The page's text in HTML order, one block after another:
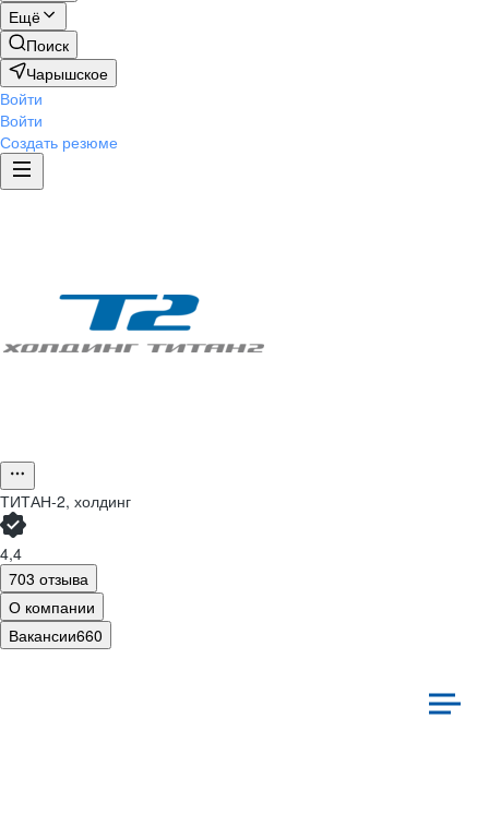
Ещё
Поиск
Чарышское
Войти
Войти
Создать резюме
ТИТАН-2, холдинг
4,4
703 отзыва
О компании
Вакансии660